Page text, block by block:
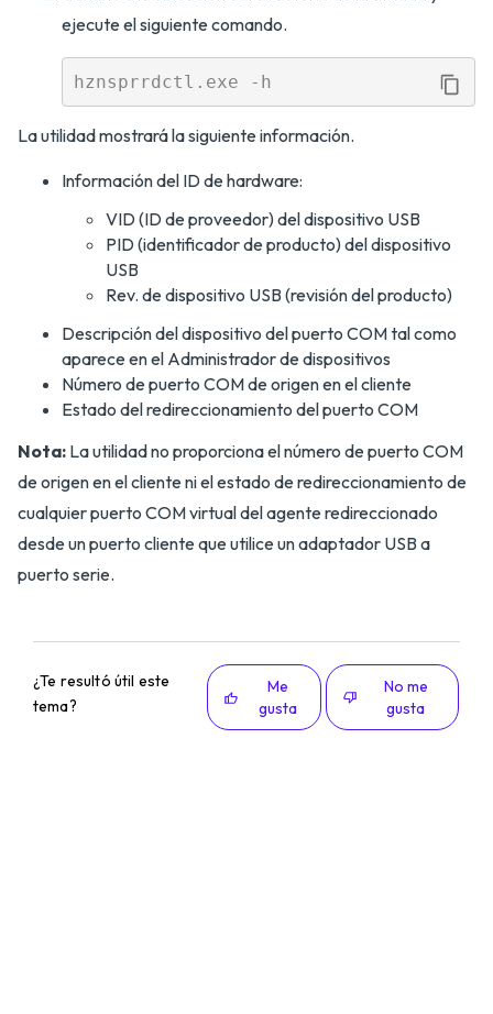
ejecute el siguiente comando.
La utilidad mostrará la siguiente información.
Información del ID de hardware:
VID (ID de proveedor) del dispositivo USB
PID (identificador de producto) del dispositivo
USB
Rev. de dispositivo USB (revisión del producto)
Descripción del dispositivo del puerto COM tal como
aparece en el Administrador de dispositivos
Número de puerto COM de origen en el cliente
Estado del redireccionamiento del puerto COM
Nota: La utilidad no proporciona el número de puerto COM
de origen en el cliente ni el estado de redireccionamiento de
cualquier puerto COM virtual del agente redireccionado
desde un puerto cliente que utilice un adaptador USB a
puerto serie.
¿Te resultó útil este
tema?
Me
gusta
No me
gusta